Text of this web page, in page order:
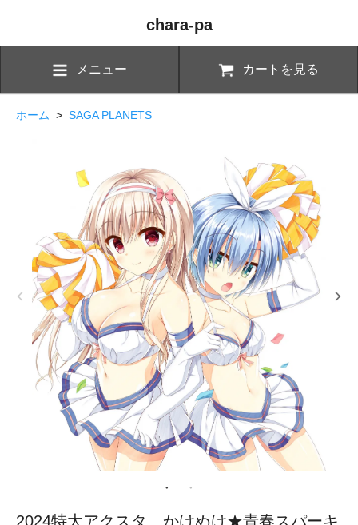
chara-pa
メニュー カートを見る
ホーム > SAGA PLANETS
2024特大アクスタ かけぬけ★青春スパーキ